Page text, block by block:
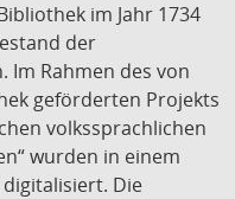
im Jahr 1734
der
Im Rahmen des von
geförderten Projekts
volkssprachlichen
wurden in einem
Die